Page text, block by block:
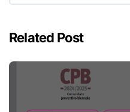
Related Post